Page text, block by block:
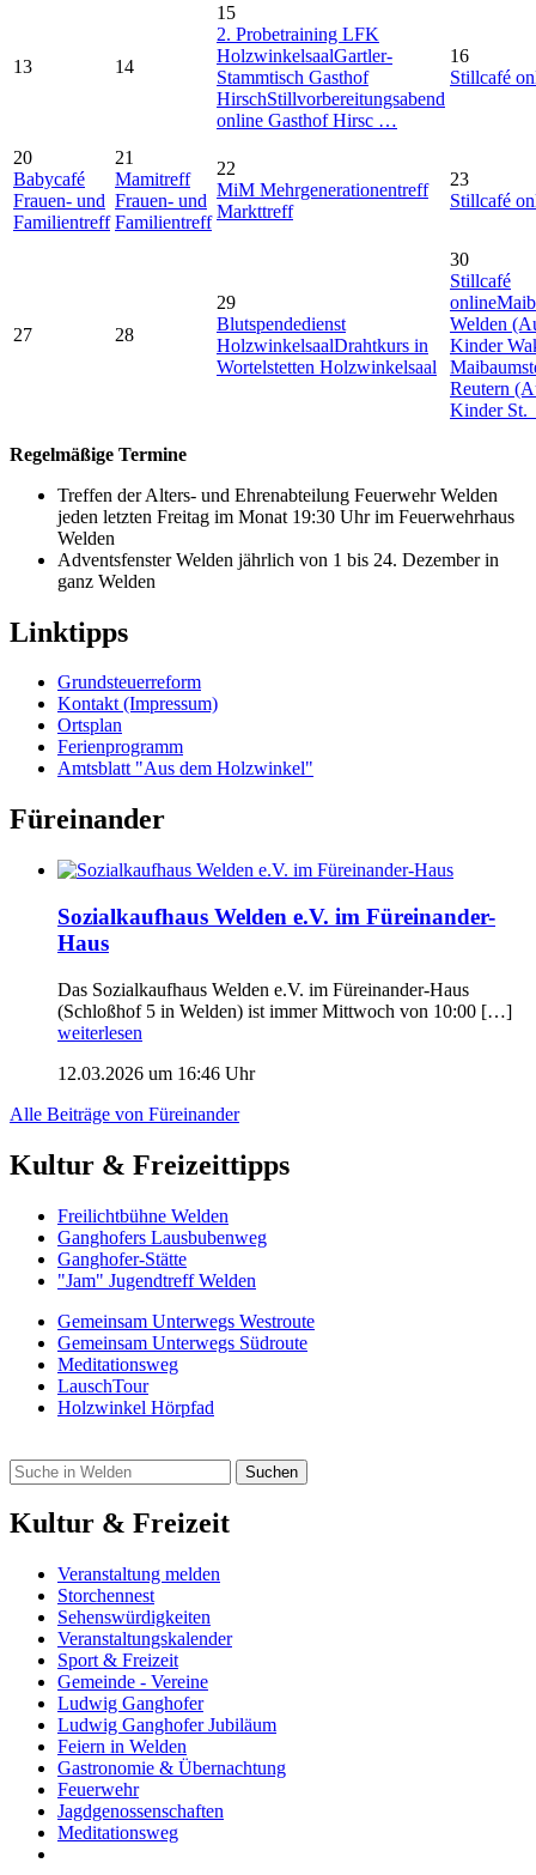
13 14
15
2. Probetraining LFK
HolzwinkelsaalGartler-
Stammtisch Gasthof
HirschStillvorbereitungsabend
online Gasthof Hirsc …
16
Stillcafé
20
Babycafé
Frauen- und
Familientreff
21
Mamitreff
Frauen- und
Familientreff
22
MiM Mehrgenerationentreff
Markttreff
23
Stillcafé
27 28
29
Blutspendedienst
HolzwinkelsaalDrahtkurs in
Wortelstetten Holzwinkelsaal
30
Stillcafé
online
Welden
Kinder
Reutern
Kinder
Regelmäßige Termine
Treffen der Alters- und Ehrenabteilung Feuerwehr Welden
jeden letzten Freitag im Monat 19:30 Uhr im Feuerwehrhaus
Welden
Adventsfenster Welden jährlich von 1 bis 24. Dezember in
ganz Welden
Linktipps
Grundsteuerreform
Kontakt (Impressum)
Ortsplan
Ferienprogramm
Amtsblatt "Aus dem Holzwinkel"
Füreinander
Sozialkaufhaus Welden e.V. im Füreinander-
Haus
Das Sozialkaufhaus Welden e.V. im Füreinander-Haus
(Schloßhof 5 in Welden) ist immer Mittwoch von 10:00 […]
weiterlesen
12.03.2026 um 16:46 Uhr
Alle Beiträge von Füreinander
Kultur & Freizeittipps
Freilicht­bühne Welden
Ganghofers Lausbubenweg
Ganghofer-Stätte
"Jam" Jugendtreff Welden
Gemeinsam Unterwegs Westroute
Gemeinsam Unterwegs Südroute
Meditationsweg
LauschTour
Holzwinkel Hörpfad
Kultur & Freizeit
Veranstaltung melden
Storchennest
Sehenswürdigkeiten
Veranstaltungskalender
Sport & Freizeit
Gemeinde - Vereine
Ludwig Ganghofer
Ludwig Ganghofer Jubiläum
Feiern in Welden
Gastronomie & Übernachtung
Feuerwehr
Jagdgenossenschaften
Meditationsweg